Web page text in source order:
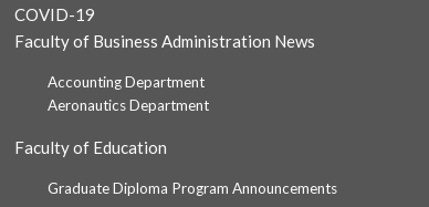
COVID-19
Faculty of Business Administration News
Accounting Department
Aeronautics Department
Faculty of Education
Graduate Diploma Program Announcements